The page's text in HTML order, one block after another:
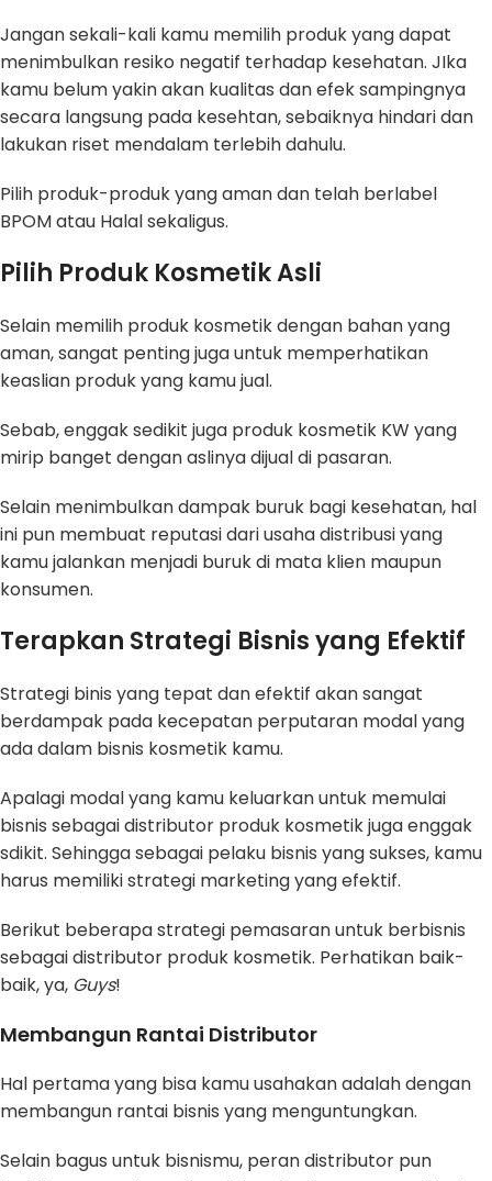
Jangan sekali-kali kamu memilih produk yang dapat
menimbulkan resiko negatif terhadap kesehatan. JIka
kamu belum yakin akan kualitas dan efek sampingnya
secara langsung pada kesehtan, sebaiknya hindari dan
lakukan riset mendalam terlebih dahulu.
Pilih produk-produk yang aman dan telah berlabel
BPOM atau Halal sekaligus.
Pilih Produk Kosmetik Asli
Selain memilih produk kosmetik dengan bahan yang
aman, sangat penting juga untuk memperhatikan
keaslian produk yang kamu jual.
Sebab, enggak sedikit juga produk kosmetik KW yang
mirip banget dengan aslinya dijual di pasaran.
Selain menimbulkan dampak buruk bagi kesehatan, hal
ini pun membuat reputasi dari usaha distribusi yang
kamu jalankan menjadi buruk di mata klien maupun
konsumen.
Terapkan Strategi Bisnis yang Efektif
Strategi binis yang tepat dan efektif akan sangat
berdampak pada kecepatan perputaran modal yang
ada dalam bisnis kosmetik kamu.
Apalagi modal yang kamu keluarkan untuk memulai
bisnis sebagai distributor produk kosmetik juga enggak
sdikit. Sehingga sebagai pelaku bisnis yang sukses, kamu
harus memiliki strategi marketing yang efektif.
Berikut beberapa strategi pemasaran untuk berbisnis
sebagai distributor produk kosmetik. Perhatikan baik-
baik, ya, Guys!
Membangun Rantai Distributor
Hal pertama yang bisa kamu usahakan adalah dengan
membangun rantai bisnis yang menguntungkan.
Selain bagus untuk bisnismu, peran distributor pun